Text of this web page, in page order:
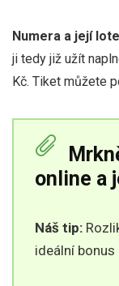
Numera a její
ji tedy již užít
Kč. Tiket můžete
online a
Náš tip:
ideální